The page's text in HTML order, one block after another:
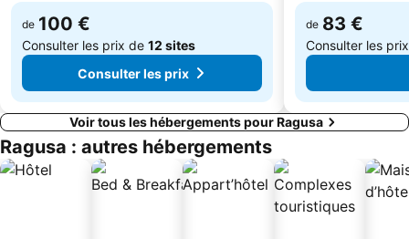
de 100 €
Consulter les prix de 12 sites
Consulter les prix
de 83 €
Consulter les
Voir tous les hébergements pour Ragusa
Ragusa : autres hébergements